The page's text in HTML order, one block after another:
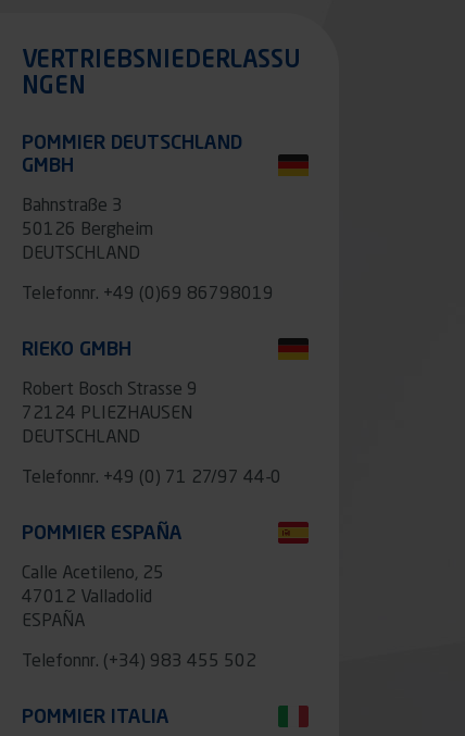
VERTRIEBSNIEDERLASSU
NGEN
POMMIER DEUTSCHLAND
GMBH
Bahnstraße 3
50126 Bergheim
DEUTSCHLAND
Telefonnr. +49 (0)69 86798019
RIEKO GMBH
Robert Bosch Strasse 9
72124 PLIEZHAUSEN
DEUTSCHLAND
Telefonnr. +49 (0) 71 27/97 44-0
POMMIER ESPAÑA
Calle Acetileno, 25
47012 Valladolid
ESPAÑA
Telefonnr. (+34) 983 455 502
POMMIER ITALIA